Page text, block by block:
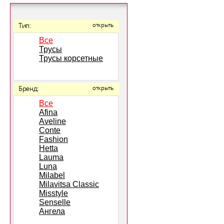
Тип: открыть
Все
Трусы
Трусы корсетные
Бренд: открыть
Все
Afina
Aveline
Conte
Fashion
Hetta
Lauma
Luna
Milabel
Milavitsa Classic
Misstyle
Senselle
Ангела